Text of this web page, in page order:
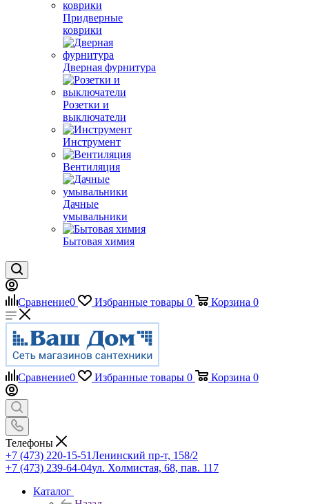
Придверные
коврики
Дверная фурнитура
Розетки и
выключатели
Инструмент
Вентиляция
Дачные
умывальники
Бытовая химия
Сравнение0 Избранные товары 0 Корзина 0
Сравнение0 Избранные товары 0 Корзина 0
Телефоны
+7 (473) 220-15-51Ленинский пр-т, 158/2
+7 (473) 239-64-04ул. Холмистая, 68, пав. 117
Каталог